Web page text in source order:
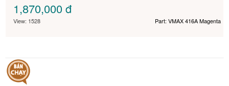
1,870,000đ
View: 1528 Part: VMAX 416A Magenta